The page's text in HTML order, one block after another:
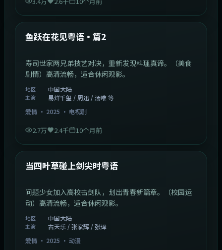
最新
鱼跃在花见粤语·篇2
寿司世家两兄弟技艺对决，重新发现料理真谛。（美食
剧情）高清流畅，适合休闲观影。
地区 中国大陆
主演
易烊千玺 / 周迅 / 汤唯 等
爱情· 2025 · 电视剧
2.7万 2.4千 10个月前
最新
当四叶草碰上剑尖时粤语
问题少女加入高校击剑队，划出青春新篇章。（校园运
动）高清流畅，适合休闲观影。
地区 中国大陆
主演
古天乐 / 张家辉 / 张译
爱情· 2025 · 动漫